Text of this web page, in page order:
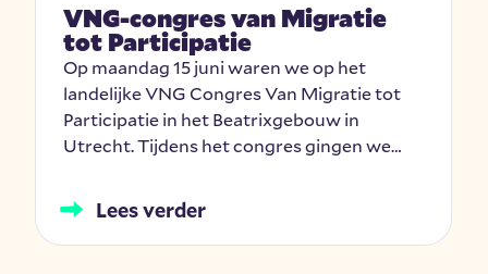
VNG-congres van Migratie
tot Participatie
Op maandag 15 juni waren we op het
landelijke VNG Congres Van Migratie tot
Participatie in het Beatrixgebouw in
Utrecht. Tijdens het congres gingen we…
Lees verder